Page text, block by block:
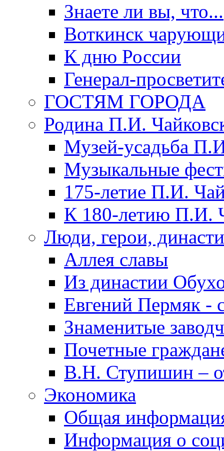
Знаете ли вы, что...
Воткинск
К дню России
Генерал-
ГОСТЯМ ГОРОДА
Родина П.И.
Музей-усадьба
Музыкальные
175-летие П.И.
К 180-летию П.И.
Люди, герои,
Аллея славы
Из династии
Евгений Пермяк -
Знаменитые
Почетные
В.Н. Ступишин –
Экономика
Общая
Информация о